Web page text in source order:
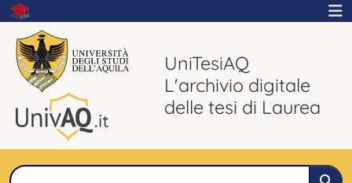
UniTesiAQ
L'archivio digitale
delle tesi di Laurea